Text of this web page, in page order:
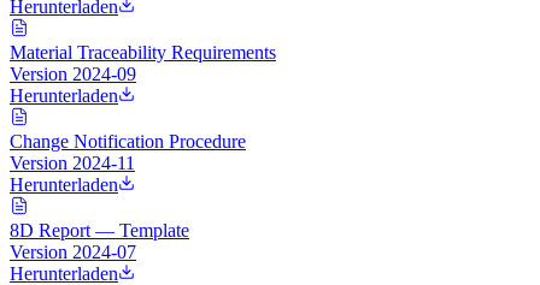
Herunterladen
Material Traceability Requirements
Version 2024-09
Herunterladen
Change Notification Procedure
Version 2024-11
Herunterladen
8D Report — Template
Version 2024-07
Herunterladen